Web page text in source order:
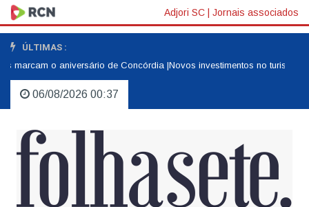
Adjori SC | Jornais associados
ÚLTIMAS :
o aniversário de Concórdia |Novos investimentos no turismo |
06/08/2026 00:37